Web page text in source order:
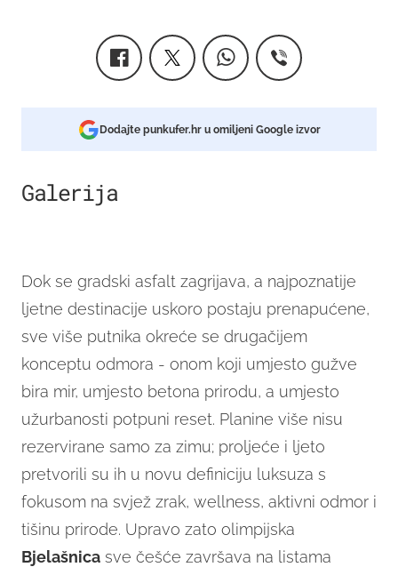
Dodajte punkufer.hr u omiljeni Google izvor
Galerija
Dok se gradski asfalt zagrijava, a najpoznatije
ljetne destinacije uskoro postaju prenapućene,
sve više putnika okreće se drugačijem
konceptu odmora - onom koji umjesto gužve
bira mir, umjesto betona prirodu, a umjesto
užurbanosti potpuni reset. Planine više nisu
rezervirane samo za zimu; proljeće i ljeto
pretvorili su ih u novu definiciju luksuza s
fokusom na svjež zrak, wellness, aktivni odmor i
tišinu prirode. Upravo zato olimpijska
Bjelašnica sve češće završava na listama